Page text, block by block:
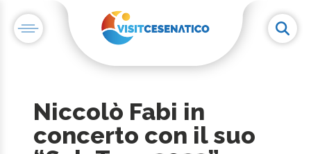
Niccolò Fabi in
concerto con il suo